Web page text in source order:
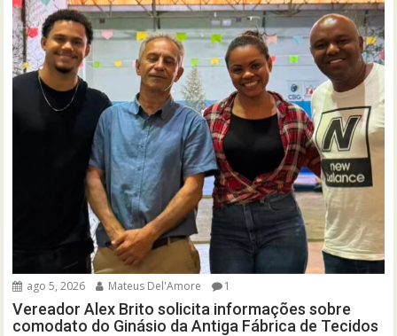
ago 5, 2026 Mateus Del'Amore 1
Vereador Alex Brito solicita informações sobre
comodato do Ginásio da Antiga Fábrica de Tecidos